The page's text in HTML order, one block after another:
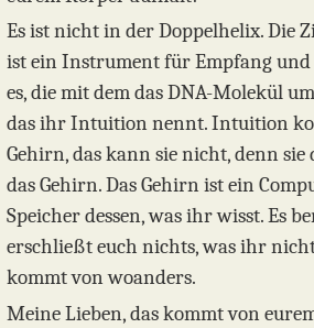
Es ist nicht in der Doppelhelix. Die
ist ein Instrument für Empfang und
es, die mit dem das DNA-Molekül
das ihr Intuition nennt. Intuition
Gehirn, das kann sie nicht, denn
das Gehirn. Das Gehirn ist ein
Speicher dessen, was ihr wisst. Es
erschließt euch nichts, was ihr
kommt von woanders.
Meine Lieben, das kommt von